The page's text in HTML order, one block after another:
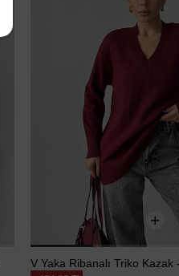
V Yaka Ribanalı Triko Kazak